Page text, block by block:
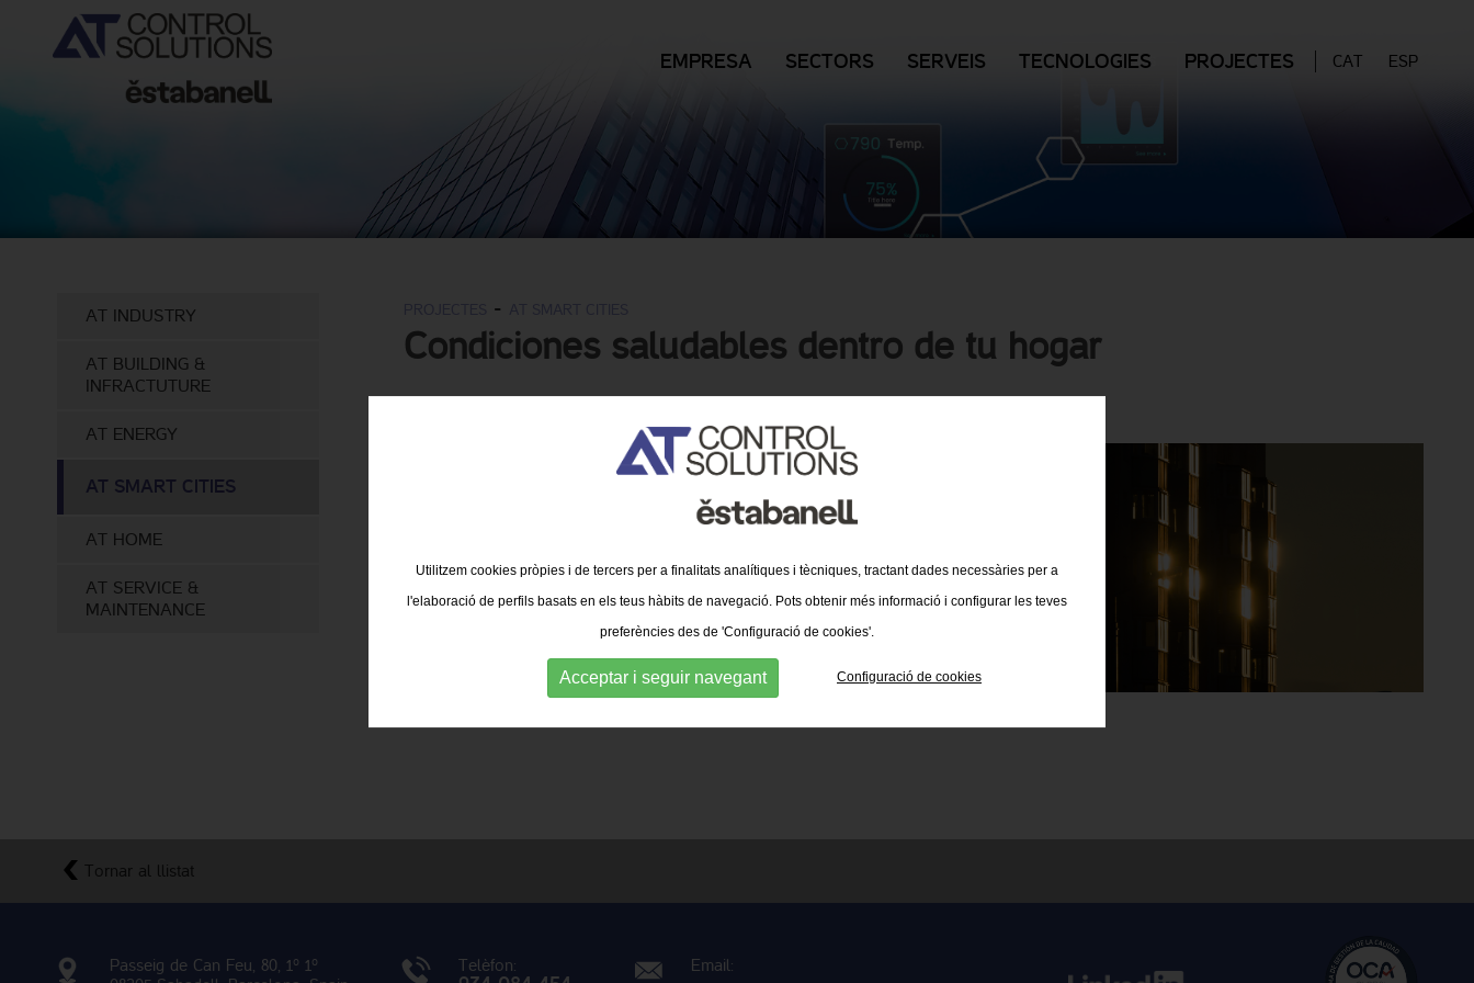
EMPRESA SECTORS SERVEIS TECNOLOGIES PROJECTES CAT ESP
AT INDUSTRY
AT BUILDING &
INFRACTUTURE
AT ENERGY
AT SMART CITIES
AT HOME
AT SERVICE &
MAINTENANCE
-
Condiciones saludables dentro de tu hogar
Tornar al llistat
Passeig de Can Feu, 80, 1º 1º
Telèfon: Email:
Utilitzem cookies pròpies i de tercers per a finalitats analítiques i tècniques, tractant dades necessàries per a
l'elaboració de perfils basats en els teus hàbits de navegació. Pots obtenir més informació i configurar les teves
preferències des de 'Configuració de cookies'.
Acceptar i seguir navegant Configuració de cookies